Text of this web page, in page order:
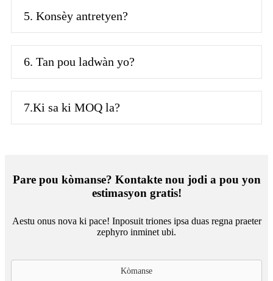
5. Konsèy antretyen?
6. Tan pou ladwàn yo?
7.Ki sa ki MOQ la?
Pare pou kòmanse? Kontakte nou jodi a pou yon
estimasyon gratis!
Aestu onus nova ki pace! Inposuit triones ipsa duas regna praeter
zephyro inminet ubi.
Kòmanse